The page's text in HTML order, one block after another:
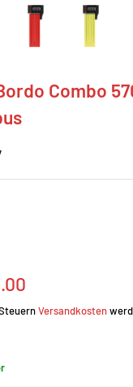
Combo
Versandkosten